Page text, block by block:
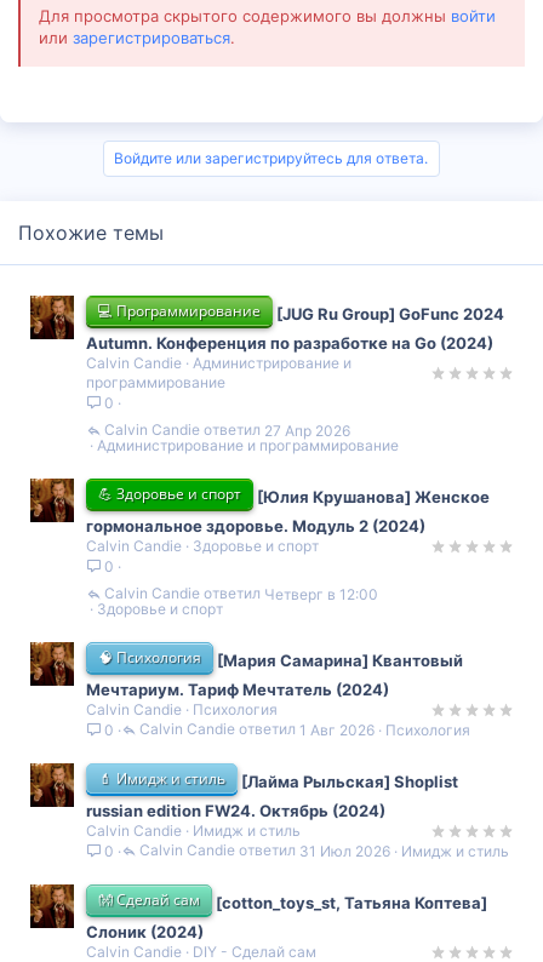
Для просмотра скрытого содержимого вы должны войти
или зарегистрироваться.
Войдите или зарегистрируйтесь для ответа.
Похожие темы
💻 Программирование
[JUG Ru Group] GoFunc 2024
Autumn. Конференция по разработке на Go (2024)
Calvin Candie
Администрирование и
программирование
0
Администрирование и программирование
27 Апр 2026
Calvin Candie
💪 Здоровье и спорт
[Юлия Крушанова] Женское
гормональное здоровье. Модуль 2 (2024)
Calvin Candie
Здоровье и спорт
0
Здоровье и спорт
Четверг в 12:00
Calvin Candie
🧠 Психология
[Мария Самарина] Квантовый
Мечтариум. Тариф Мечтатель (2024)
Calvin Candie
Психология
0
Психология
1 Авг 2026
Calvin Candie
💄 Имидж и стиль
[Лайма Рыльская] Shoplist
russian edition FW24. Октябрь (2024)
Calvin Candie
Имидж и стиль
0
Имидж и стиль
31 Июл 2026
Calvin Candie
👐 Сделай сам
[cotton_toys_st, Татьяна Коптева]
Слоник (2024)
Calvin Candie
DIY - Сделай сам